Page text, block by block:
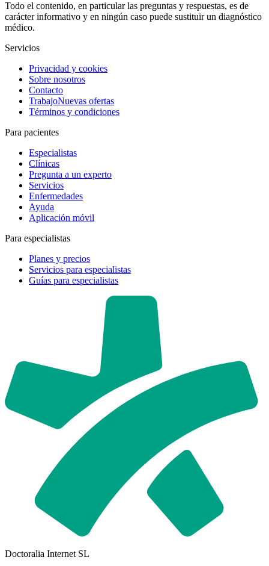
Todo el contenido, en particular las preguntas y respuestas, es de
carácter informativo y en ningún caso puede sustituir un diagnóstico
médico.
Servicios
Privacidad y cookies
Sobre nosotros
Contacto
TrabajoNuevas ofertas
Términos y condiciones
Para pacientes
Especialistas
Clínicas
Pregunta a un experto
Servicios
Enfermedades
Ayuda
Aplicación móvil
Para especialistas
Planes y precios
Servicios para especialistas
Guías para especialistas
Doctoralia Internet SL